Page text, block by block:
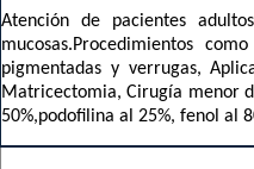
Atención de pacientes
mucosas.Procedimientos
pigmentadas y verrugas,
Matricectomia, Cirugía menor
50%,podofilina al 25%, fenol al